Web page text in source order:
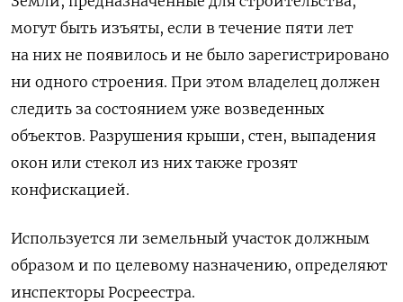
могут быть изъяты, если в течение пяти лет
на них не появилось и не было зарегистрировано
ни одного строения. При этом владелец должен
следить за состоянием уже возведенных
объектов. Разрушения крыши, стен, выпадения
окон или стекол из них также грозят
конфискацией.
Используется ли земельный участок должным
образом и по целевому назначению, определяют
инспекторы Росреестра.